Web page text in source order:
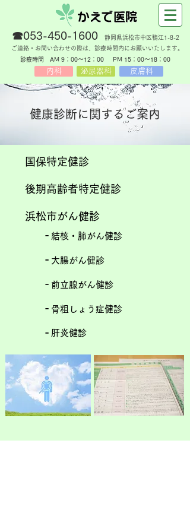
​静岡県浜松市中区鴨江1-8-2
☎053-450-1600
​ご連絡・お問い合わせの際は、診療時間内にお願いいたします。
​診療時間 AM 9：00～12：00
​PM 15：00～18：00
内科 泌尿器科 皮膚科
健康診断に関するご案内
国保特定健診
後期高齢者特定健診
浜松市がん健診
- 結核・肺がん健診
- 大腸がん健診
- 前立腺がん健診
- 骨粗しょう症健診
- 肝炎健診